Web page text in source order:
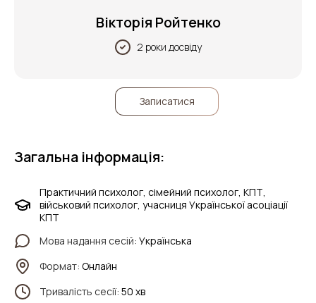
Вікторія Ройтенко
2 роки досвіду
Записатися
Загальна інформація:
Практичний психолог, сімейний психолог, КПТ,
військовий психолог, учасниця Української асоціації
КПТ
Мова надання сесій: Українська
Формат: Онлайн
Тривалість сесії: 50 хв